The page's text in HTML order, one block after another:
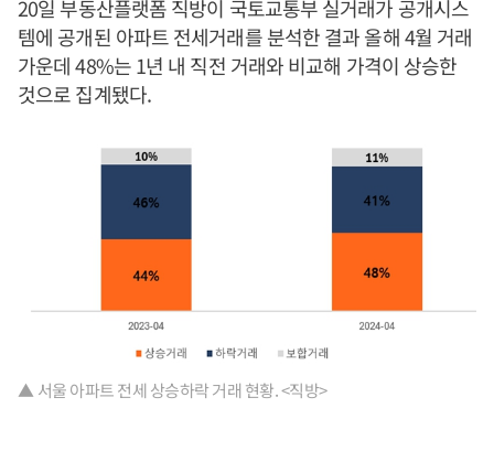
20일 부동산플랫폼 직방이 국토교통부 실거래가 공개시스
템에 공개된 아파트 전세거래를 분석한 결과 올해 4월 거래
가운데 48%는 1년 내 직전 거래와 비교해 가격이 상승한
것으로 집계됐다.
▲ 서울 아파트 전세 상승하락 거래 현황. <직방>